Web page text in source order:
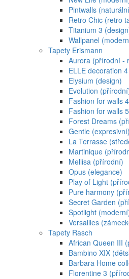
Pintwalls
Retro Chic (retro
Titanium 3
Wallpanel
Tapety Erismann
Aurora (přírodní -
ELLE decoration
Elysium (design)
Evolution
Fashion for walls
Fashion for walls
Forest Dreams
Gentle (expresivní)
La Terrasse
Martinique
Mellisa (přírodní)
Opus (elegance)
Play of Light
Pure harmony
Secret Garden
Spotlight
Versailles
Tapety Rasch
African Queen III
Bambino XIX
Barbara Home
Florentine 3